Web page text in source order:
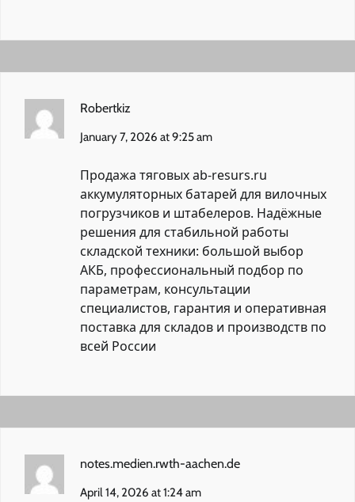
Robertkiz
January 7, 2026 at 9:25 am
Продажа тяговыхab-resurs.ru
аккумуляторных батарей для вилочных
погрузчиков и штабелеров. Надёжные
решения для стабильной работы
складской техники: большой выбор
АКБ, профессиональный подбор по
параметрам, консультации
специалистов, гарантия и оперативная
поставка для складов и производств по
всей России
notes.medien.rwth-aachen.de
April 14, 2026 at 1:24 am